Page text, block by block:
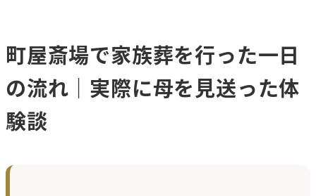
町屋斎場で家族葬を行った一日
の流れ｜実際に母を見送った体
験談